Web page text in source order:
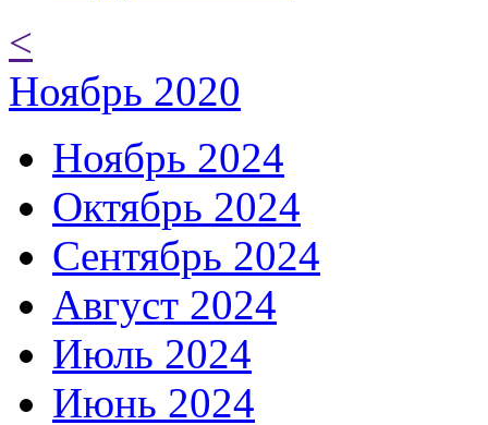
<
Ноябрь 2020
Ноябрь 2024
Октябрь 2024
Сентябрь 2024
Август 2024
Июль 2024
Июнь 2024